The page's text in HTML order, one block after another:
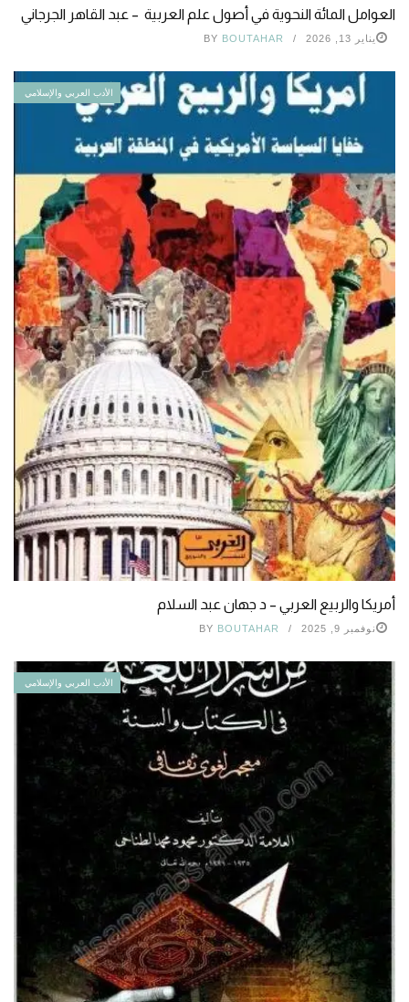
العوامل المائة النحوية في أصول علم العربية – عبد القاهر الجرجاني
يناير 13, 2026 BY BOUTAHAR
الأدب العربي والإسلامي
أمريكا والربيع العربي – د جهان عبد السلام
نوفمبر 9, 2025 BY BOUTAHAR
الأدب العربي والإسلامي